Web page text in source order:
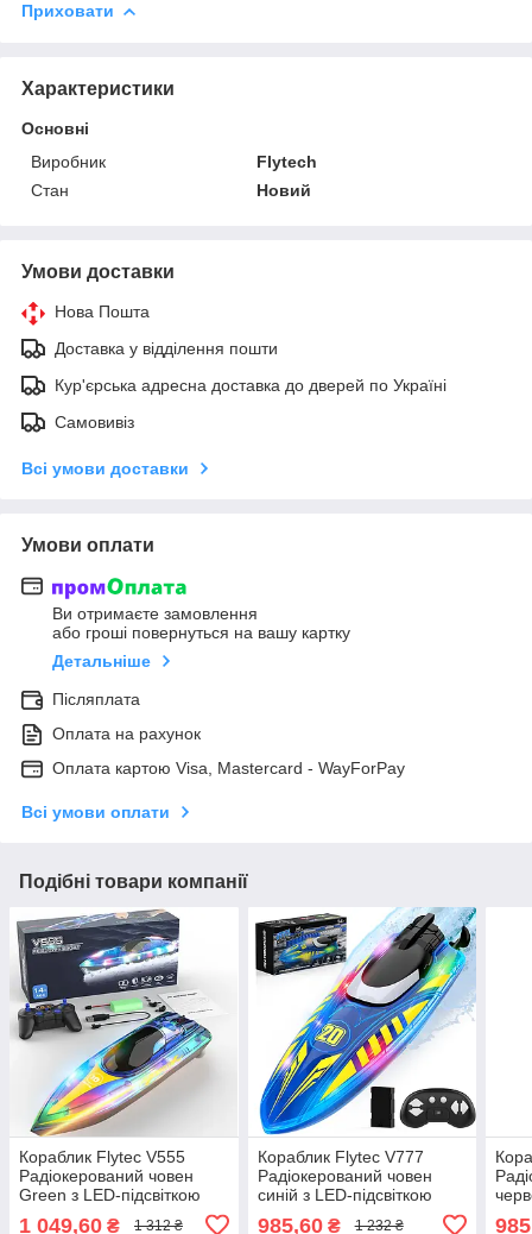
Приховати
Характеристики
Основні
Виробник
Flytech
Стан
Новий
Умови доставки
Нова Пошта
Доставка у відділення пошти
Кур'єрська адресна доставка до дверей по Україні
Самовивіз
Всі умови доставки
Умови оплати
Ви отримаєте замовлення
або гроші повернуться на вашу картку
Детальніше
Післяплата
Оплата на рахунок
Оплата картою Visa, Mastercard - WayForPay
Всі умови оплати
Подібні товари компанії
Кораблик Flytec V555
Радіокерований човен
Green з LED-підсвіткою
1 049,60 ₴ 1 312 ₴
Кораблик Flytec V777
Радіокерований човен
синій з LED-підсвіткою
985,60₴ 1 232 ₴